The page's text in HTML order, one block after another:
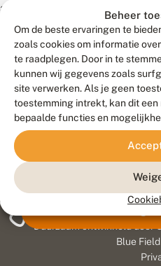
Beheer
Om de beste ervaringen te
zoals cookies om informatie
te raadplegen. Door in te
kunnen wij gegevens zoals
site verwerken. Als je geen
toestemming intrekt, kan dit
bepaalde functies en
andere
zoekterm!
Duurzaam ontwikkeld door
Blue